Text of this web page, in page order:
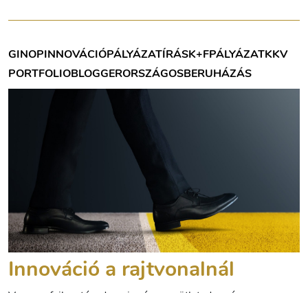
GINOPINNOVÁCIÓPÁLYÁZATÍRÁSK+FPÁLYÁZATKKV
PORTFOLIOBLOGGERORSZÁGOSBERUHÁZÁS
Innováció a rajtvonalnál